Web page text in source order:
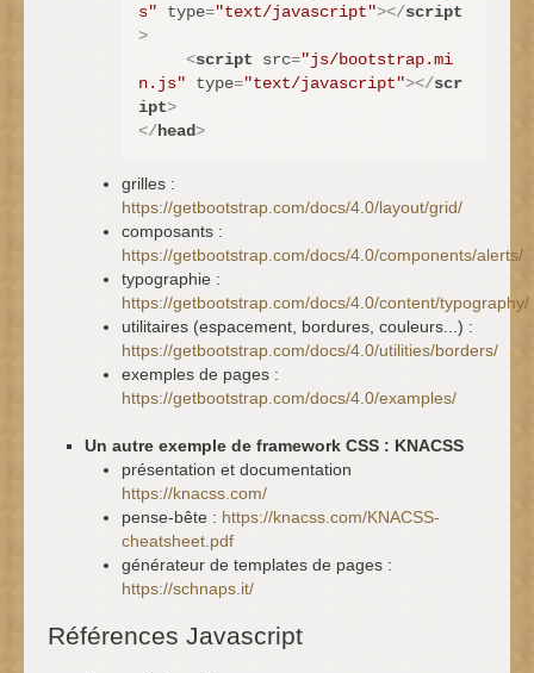
s"
type="text/javascript"></script
>
<script src="js/bootstrap.mi
n.js"
type="text/javascript"></scr
ipt>
</head>
grilles :
https://getbootstrap.com/docs/4.0/layout/grid/
composants :
https://getbootstrap.com/docs/4.0/components/alerts/
typographie :
https://getbootstrap.com/docs/4.0/content/typography/
utilitaires (espacement, bordures, couleurs...) :
https://getbootstrap.com/docs/4.0/utilities/borders/
exemples de pages :
https://getbootstrap.com/docs/4.0/examples/
Un autre exemple de framework CSS : KNACSS
présentation et documentation
https://knacss.com/
pense-bête : https://knacss.com/KNACSS-
cheatsheet.pdf
générateur de templates de pages :
https://schnaps.it/
Références Javascript